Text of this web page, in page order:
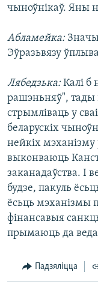
чыноўнікаў. Яны
Абламейка:
Эўразьвязу
Лябедзька:Калі б
рашэньняў", тады
стрымліваць у
беларускіх
нейкіх мэханізму
выконваюць
заканадаўства. І
будзе, пакуль
ёсьць мэханізмы
фінансавыя
прымаюць да
Падзяліцца